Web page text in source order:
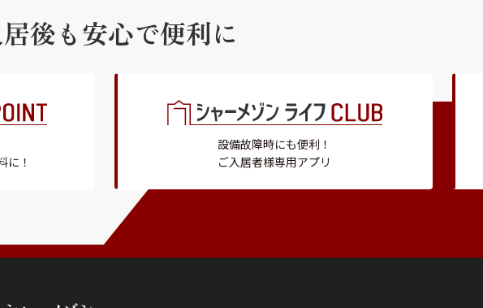
居後も安心で便利に
に！
設備故障時にも便利！
ご入居者様専用アプリ